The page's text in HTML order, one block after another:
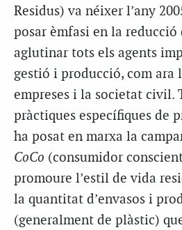
Residus) va néixer l’any
posar èmfasi en la reducció
aglutinar tots els agents
gestió i producció, com ara
empreses i la societat civil.
pràctiques específiques de
ha posat en marxa la
CoCo (consumidor
promoure l’estil de vida
la quantitat d’envasos i
(generalment de plàstic)